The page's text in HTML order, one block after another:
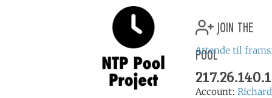
join the
pool
Attende til
Account: